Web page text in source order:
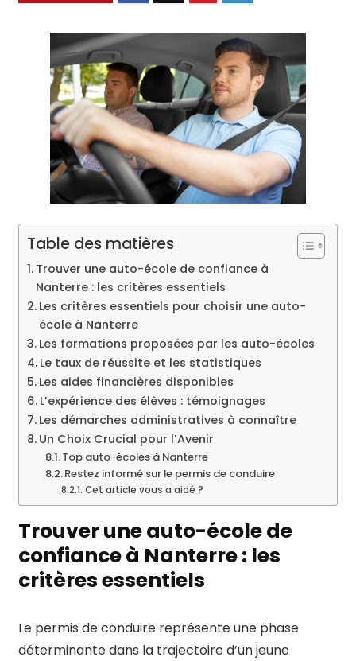
Table des matières
Trouver une auto-école de confiance à
Nanterre : les critères essentiels
Les critères essentiels pour choisir une auto-
école à Nanterre
Les formations proposées par les auto-écoles
Le taux de réussite et les statistiques
Les aides financières disponibles
L’expérience des élèves : témoignages
Les démarches administratives à connaître
Un Choix Crucial pour l’Avenir
Top auto-écoles à Nanterre
Restez informé sur le permis de conduire
Cet article vous a aidé ?
Trouver une auto-école de
confiance à Nanterre : les
critères essentiels
Le permis de conduire représente une phase
déterminante dans la trajectoire d’un jeune